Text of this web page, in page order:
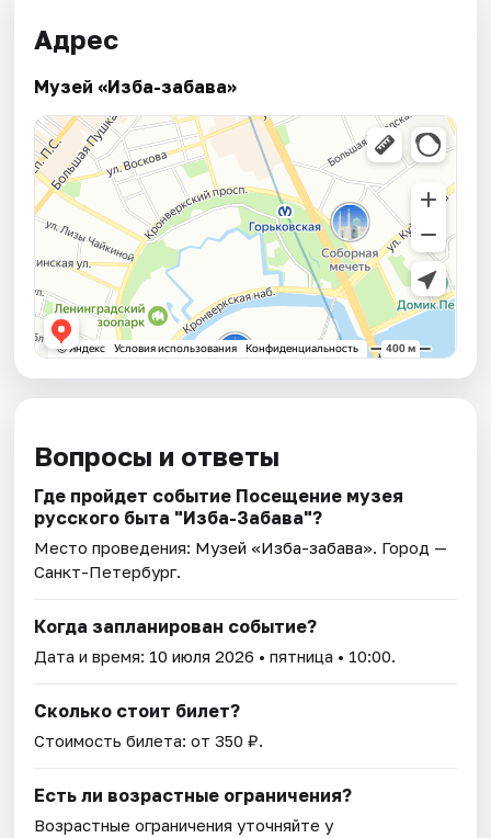
Адрес
Музей «Изба-забава»
Вопросы и ответы
Где пройдет событие Посещение музея
русского быта "Изба-Забава"?
Место проведения: Музей «Изба-забава». Город —
Санкт-Петербург.
Когда запланирован событие?
Дата и время: 10 июля 2026 • пятница • 10:00.
Сколько стоит билет?
Стоимость билета: от 350 ₽.
Есть ли возрастные ограничения?
Возрастные ограничения уточняйте у